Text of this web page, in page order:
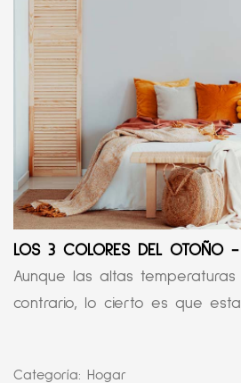
LOS 3 COLORES DEL OTOÑO -
Aunque las altas
contrario, lo cierto es que
Categoría: Hogar